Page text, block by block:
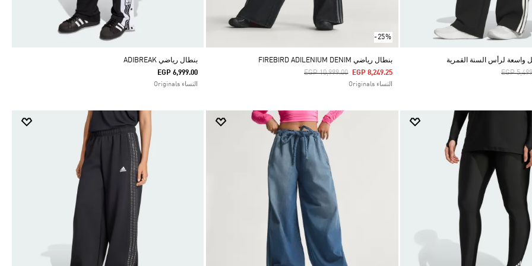
واسعة لرأس السنة القمرية
Price
EGP
-25%
بنطال رياضي FIREBIRD ADILENIUM DENIM
Price Reduced From
EGP 10,999.00ToEGP 8,249.25
النساء Originals
بنطال رياضي ADIBREAK
EGP 6,999.00
النساء Originals